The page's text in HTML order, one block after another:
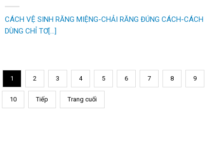
CÁCH VỆ SINH RĂNG MIỆNG-CHẢI RĂNG ĐÚNG CÁCH-CÁCH
DÙNG CHỈ TƠ[...]
1 2 3 4 5 6 7 8 9
10 Tiếp Trang cuối